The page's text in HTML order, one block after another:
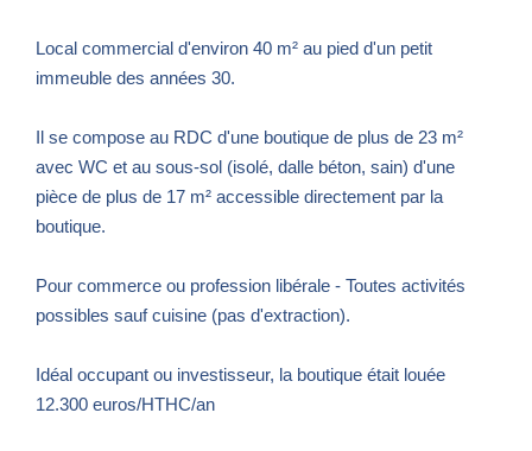
Local commercial d'environ 40 m² au pied d'un petit
immeuble des années 30.
Il se compose au RDC d'une boutique de plus de 23 m²
avec WC et au sous-sol (isolé, dalle béton, sain) d'une
pièce de plus de 17 m² accessible directement par la
boutique.
Pour commerce ou profession libérale - Toutes activités
possibles sauf cuisine (pas d'extraction).
Idéal occupant ou investisseur, la boutique était louée
12.300 euros/HTHC/an